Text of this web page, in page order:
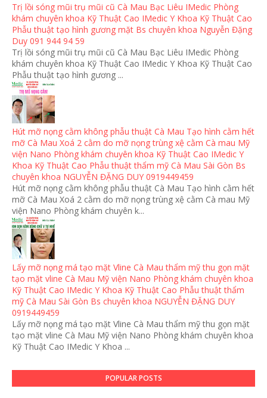
Trị lồi sóng mũi trụ mũi cũ Cà Mau Bạc Liêu IMedic Phòng
khám chuyên khoa Kỹ Thuật Cao IMedic Y Khoa Kỹ Thuật Cao
Phẫu thuật tạo hình gương mặt Bs chuyên khoa Nguyễn Đặng
Duy 091 944 94 59
Trị lồi sóng mũi trụ mũi cũ Cà Mau Bạc Liêu IMedic Phòng
khám chuyên khoa Kỹ Thuật Cao IMedic Y Khoa Kỹ Thuật Cao
Phẫu thuật tạo hình gương ...
Hút mỡ nọng cằm không phẫu thuật Cà Mau Tạo hình cằm hết
mỡ Cà Mau Xoá 2 cằm do mỡ nọng trùng xệ cằm Cà mau Mỹ
viện Nano Phòng khám chuyên khoa Kỹ Thuật Cao IMedic Y
Khoa Kỹ Thuật Cao Phẫu thuật thẩm mỹ Cà Mau Sài Gòn Bs
chuyên khoa NGUYỄN ĐẶNG DUY 0919449459
Hút mỡ nọng cằm không phẫu thuật Cà Mau Tạo hình cằm hết
mỡ Cà Mau Xoá 2 cằm do mỡ nọng trùng xệ cằm Cà mau Mỹ
viện Nano Phòng khám chuyên k...
Lấy mỡ nọng má tạo mặt Vline Cà Mau thẩm mỹ thu gọn mặt
tạo mặt vline Cà Mau Mỹ viện Nano Phòng khám chuyên khoa
Kỹ Thuật Cao IMedic Y Khoa Kỹ Thuật Cao Phẫu thuật thẩm
mỹ Cà Mau Sài Gòn Bs chuyên khoa NGUYỄN ĐẶNG DUY
0919449459
Lấy mỡ nọng má tạo mặt Vline Cà Mau thẩm mỹ thu gọn mặt
tạo mặt vline Cà Mau Mỹ viện Nano Phòng khám chuyên khoa
Kỹ Thuật Cao IMedic Y Khoa ...
POPULAR POSTS